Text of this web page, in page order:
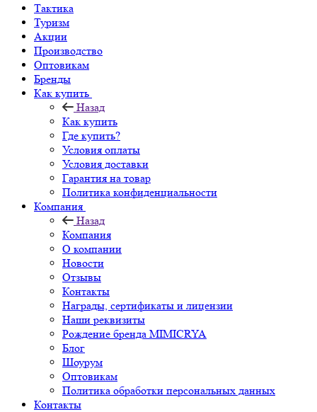
Тактика
Туризм
Акции
Производство
Оптовикам
Бренды
Как купить
Назад
Как купить
Где купить?
Условия оплаты
Условия доставки
Гарантия на товар
Политика конфиденциальности
Компания
Назад
Компания
О компании
Новости
Отзывы
Контакты
Награды, сертификаты и лицензии
Наши реквизиты
Рождение бренда MIMICRYA
Блог
Шоурум
Оптовикам
Политика обработки персональных данных
Контакты